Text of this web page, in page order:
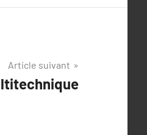
Article suivant